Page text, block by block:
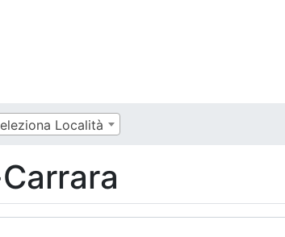
Località